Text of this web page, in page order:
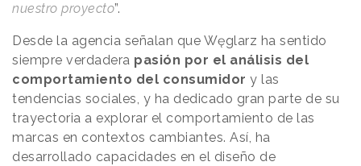
nuestro proyecto”.
Desde la agencia señalan que Węglarz ha sentido
siempre verdadera pasión por el análisis del
comportamiento del consumidor y las
tendencias sociales, y ha dedicado gran parte de su
trayectoria a explorar el comportamiento de las
marcas en contextos cambiantes. Así, ha
desarrollado capacidades en el diseño de